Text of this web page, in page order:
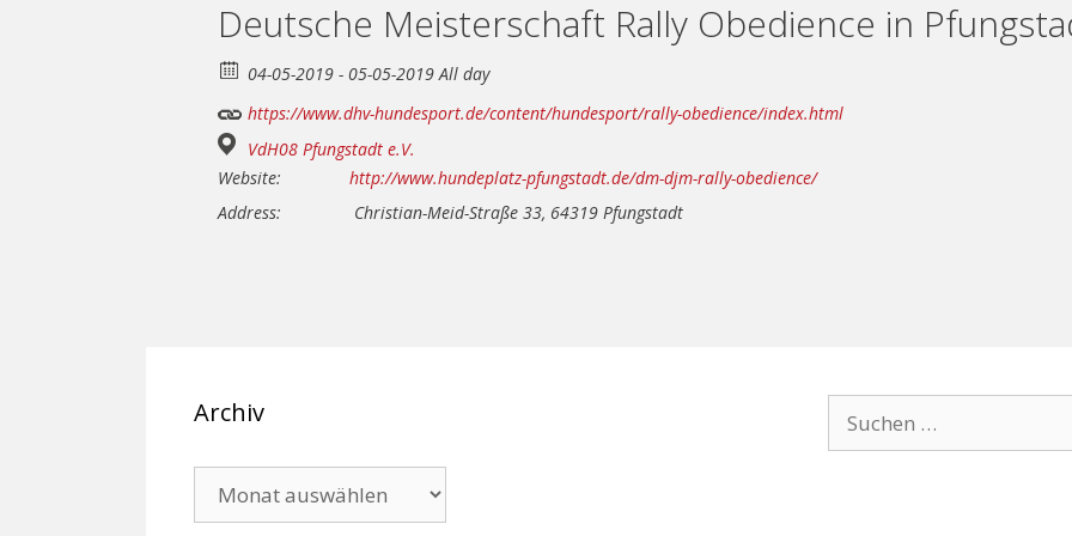
Deutsche Meisterschaft Rally Obedience in
04-05-2019 - 05-05-2019 All day
https://www.dhv-hundesport.de/content/hundesport/rally-obedience/index.html
VdH08 Pfungstadt e.V.
Website:
http://www.hundeplatz-pfungstadt.de/dm-djm-rally-obedience/
Address:
Christian-Meid-Straße 33, 64319 Pfungstadt
Archiv
nach: